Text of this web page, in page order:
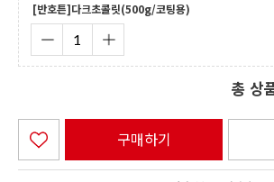
[반호튼]다크초콜릿(500g/코팅용)
총 상
구매하기